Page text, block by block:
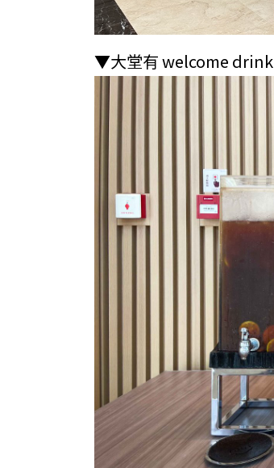
▼大堂有 welcome drink